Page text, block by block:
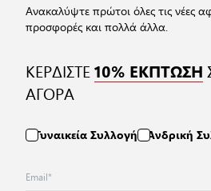
Ανακαλύψτε πρώτοι όλες τις νέες
προσφορές και πολλά άλλα.
ΚΕΡΔΙΣΤΕ10% ΕΚΠΤΩΣΗ
ΑΓΟΡΑ
Γυναικεία Συλλογή Ανδρική